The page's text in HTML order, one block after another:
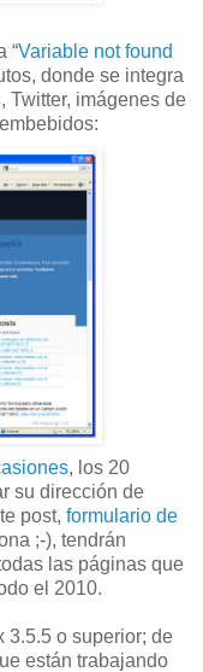
“Variable not found
donde se integra
Twitter, imágenes de
, los 20
su dirección de
post, formulario de
;-), tendrán
las páginas que
el 2010.
3.5.5 o superior; de
están trabajando